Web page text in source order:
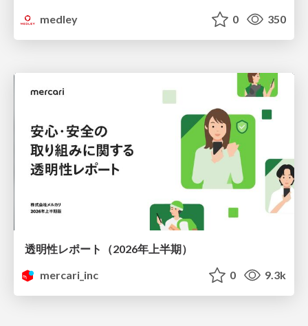
medley
0 350
透明性レポート（2026年上半期）
mercari_inc
0 9.3k